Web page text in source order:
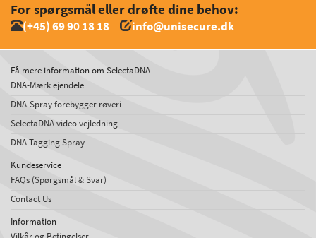
For spørgsmål eller drøfte dine behov:
(+45) 69 90 18 18 info@unisecure.dk
Få mere information om SelectaDNA
DNA-Mærk ejendele
DNA-Spray forebygger røveri
SelectaDNA video vejledning
DNA Tagging Spray
Kundeservice
FAQs (Spørgsmål & Svar)
Contact Us
Information